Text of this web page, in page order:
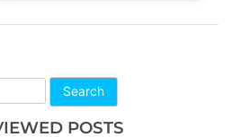
Search
POSTS